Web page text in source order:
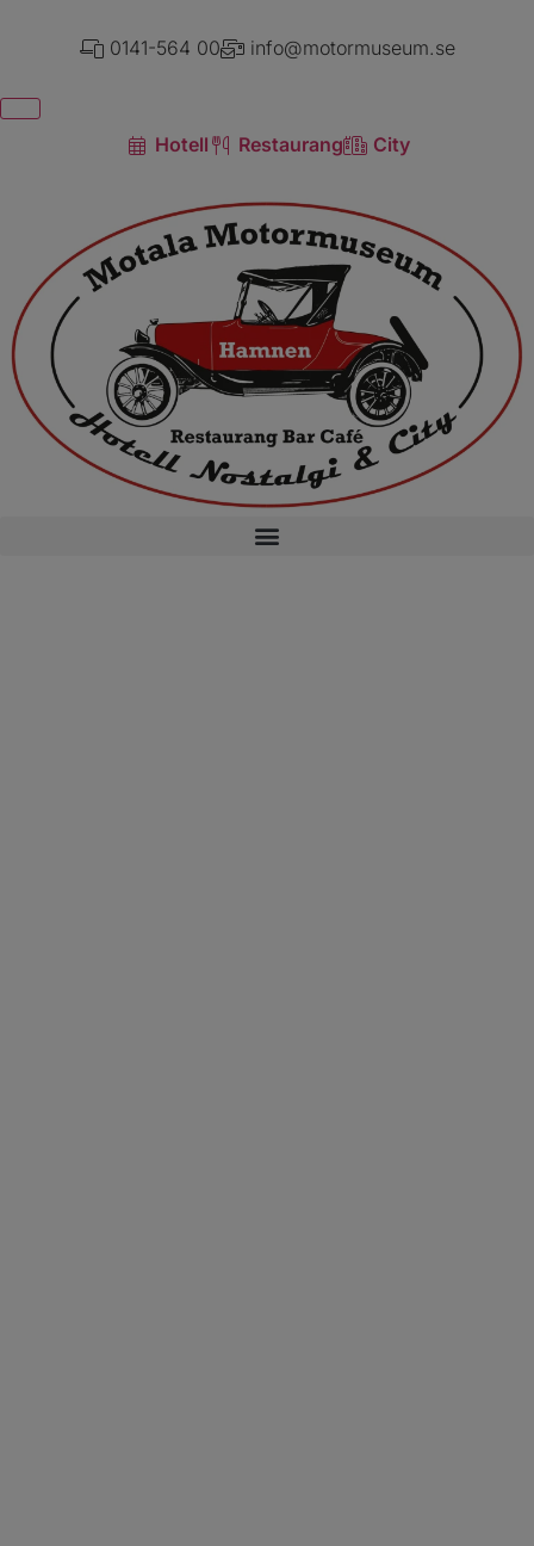
0141-564 00 info@motormuseum.se
Hotell Restaurang City